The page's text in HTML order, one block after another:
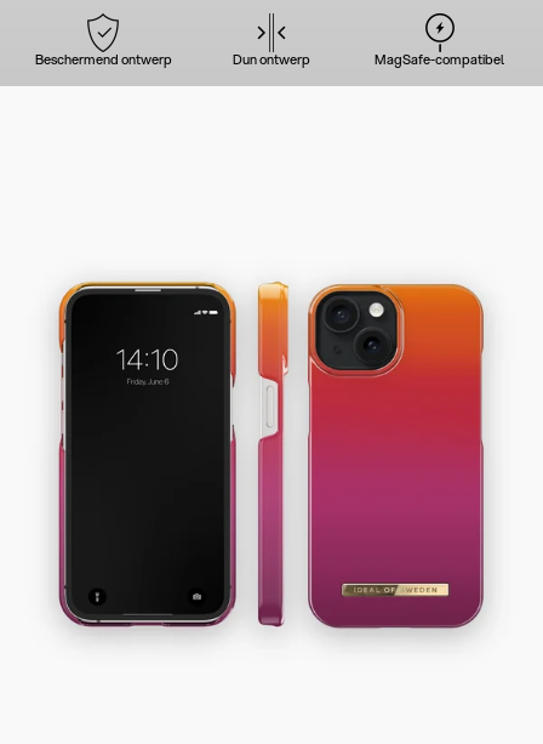
Beschermend ontwerp Dun ontwerp MagSafe-compatibel